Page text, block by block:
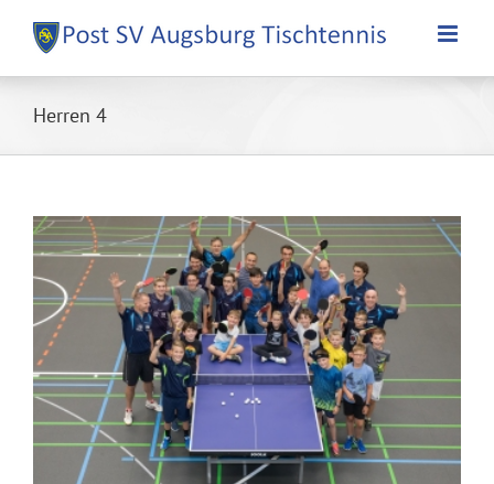
Inhalt
springen
Herren 4